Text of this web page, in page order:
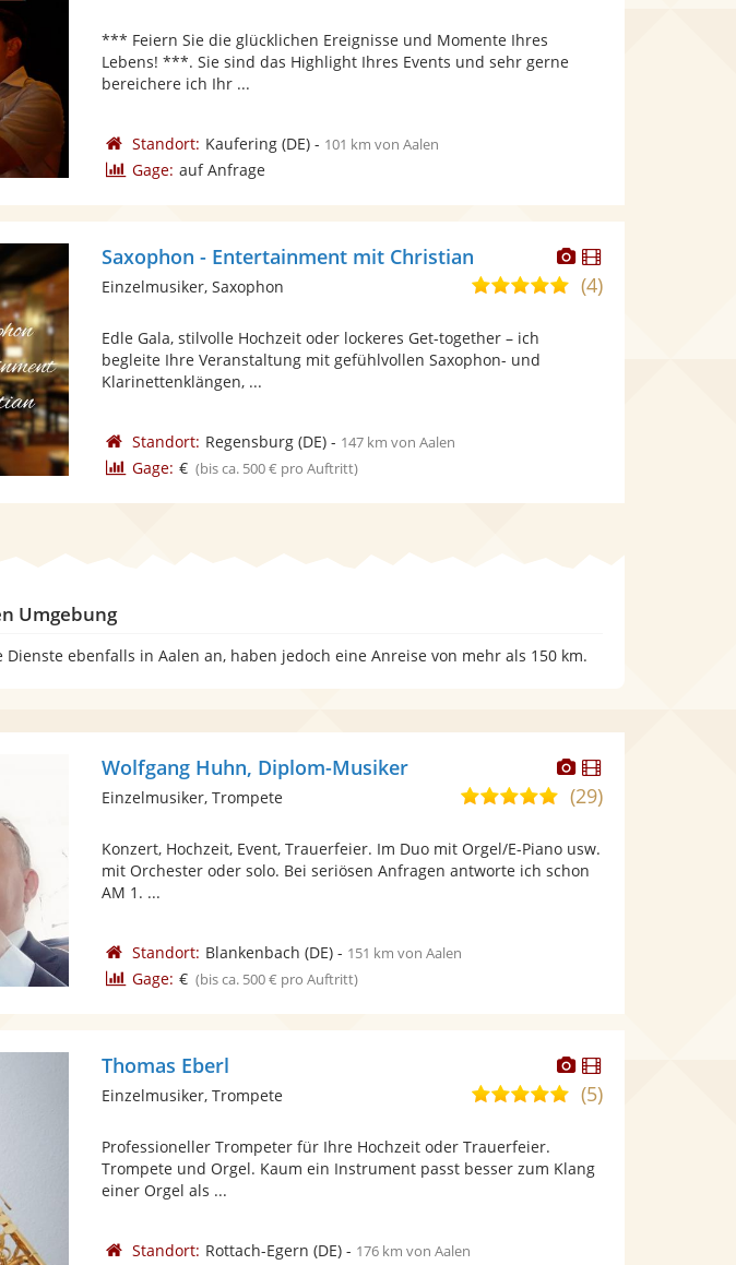
Sternen
*** Feiern Sie die glücklichen Ereignisse und Momente Ihres
Lebens! ***. Sie sind das Highlight Ihres Events und sehr gerne
bereichere ich Ihr ...
Standort: Kaufering(DE)- 101 km von Aalen
Gage: auf Anfrage
Dieser
Künstler
stellt
Dieser
Künstler
Saxophon - Entertainment mit Christian
5,0(4)
Einzelmusiker, Saxophon
Edle Gala, stilvolle Hochzeit oder lockeres Get-together – ich
begleite Ihre Veranstaltung mit gefühlvollen Saxophon- und
Klarinettenklängen, ...
Standort: Regensburg(DE)- 147 km von Aalen
Gage: € (bis ca. 500 € pro Auftritt)
Umgebung
ebenfalls in Aalen an, haben jedoch eine Anreise von mehr als 150 km.
Dieser
Künstler
stellt
bereit.
Dieser
Künstler
Wolfgang Huhn, Diplom-Musiker
5,0
5
Sternen
(29)
Einzelmusiker, Trompete
Konzert, Hochzeit, Event, Trauerfeier. Im Duo mit Orgel/E-Piano usw.
mit Orchester oder solo. Bei seriösen Anfragen antworte ich schon
AM 1. ...
Standort: Blankenbach (DE)- 151 km von Aalen
Gage: € (bis ca. 500 € pro Auftritt)
Dieser
Künstler
stellt
Dieser
Künstler
Thomas Eberl
5,0
Sternen
(5)
Einzelmusiker, Trompete
Professioneller Trompeter für Ihre Hochzeit oder Trauerfeier.
Trompete und Orgel. Kaum ein Instrument passt besser zum Klang
einer Orgel als ...
Standort: Rottach-Egern (DE)- 176 km von Aalen